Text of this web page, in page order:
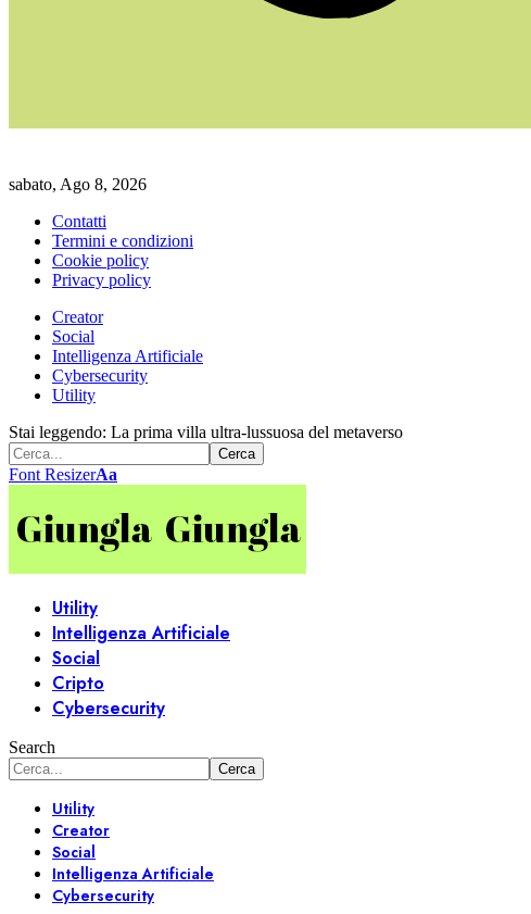
sabato, Ago 8, 2026
Contatti
Termini e condizioni
Cookie policy
Privacy policy
Creator
Social
Intelligenza Artificiale
Cybersecurity
Utility
Stai leggendo: La prima villa ultra-lussuosa del metaverso
Font ResizerAa
Utility
Intelligenza Artificiale
Social
Cripto
Cybersecurity
Search
Utility
Creator
Social
Intelligenza Artificiale
Cybersecurity